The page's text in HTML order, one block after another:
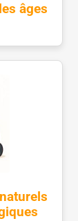
âges